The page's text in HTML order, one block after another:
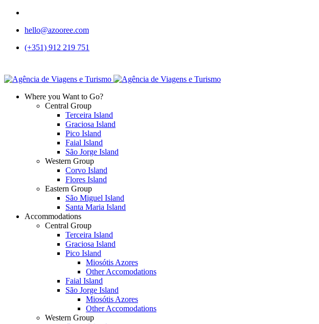
hello@azooree.com
(+351) 912 219 751
Where you Want to Go?
Central Group
Terceira Island
Graciosa Island
Pico Island
Faial Island
São Jorge Island
Western Group
Corvo Island
Flores Island
Eastern Group
São Miguel Island
Santa Maria Island
Accommodations
Central Group
Terceira Island
Graciosa Island
Pico Island
Miosótis Azores
Other Accomodations
Faial Island
São Jorge Island
Miosótis Azores
Other Accomodations
Western Group